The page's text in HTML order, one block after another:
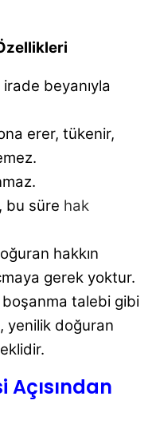
beyanıyla
erer, tükenir,
bu süre hak
hakkın
gerek yoktur.
talebi gibi
yenilik doğuran